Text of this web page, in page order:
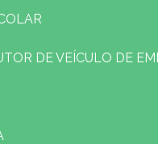
DE VEÍCULO DE